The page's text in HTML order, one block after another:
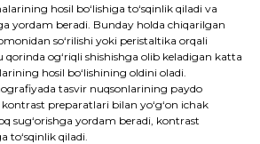
hosil bo‘lishiga to‘sqinlik qiladi va
yordam beradi. Bunday holda chiqarilgan
so‘rilishi yoki peristaltika orqali
og‘riqli shishishga olib keladigan katta
hosil bo‘lishining oldini oladi.
tasvir nuqsonlarining paydo
preparatlari bilan yo‘g‘on ichak
sug‘orishga yordam beradi, kontrast
to‘sqinlik qiladi.